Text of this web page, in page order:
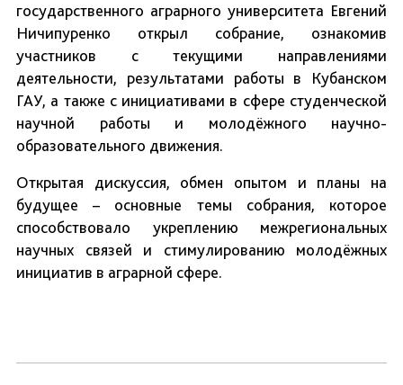
государственного аграрного университета Евгений
Ничипуренко открыл собрание, ознакомив
участников с текущими направлениями
деятельности, результатами работы в Кубанском
ГАУ, а также с инициативами в сфере студенческой
научной работы и молодёжного научно-
образовательного движения.
Открытая дискуссия, обмен опытом и планы на
будущее – основные темы собрания, которое
способствовало укреплению межрегиональных
научных связей и стимулированию молодёжных
инициатив в аграрной сфере.